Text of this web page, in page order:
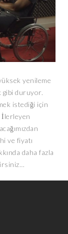
yenileme
gibi duruyor.
istediği için
İlerleyen
ve fiyatı
daha fazla